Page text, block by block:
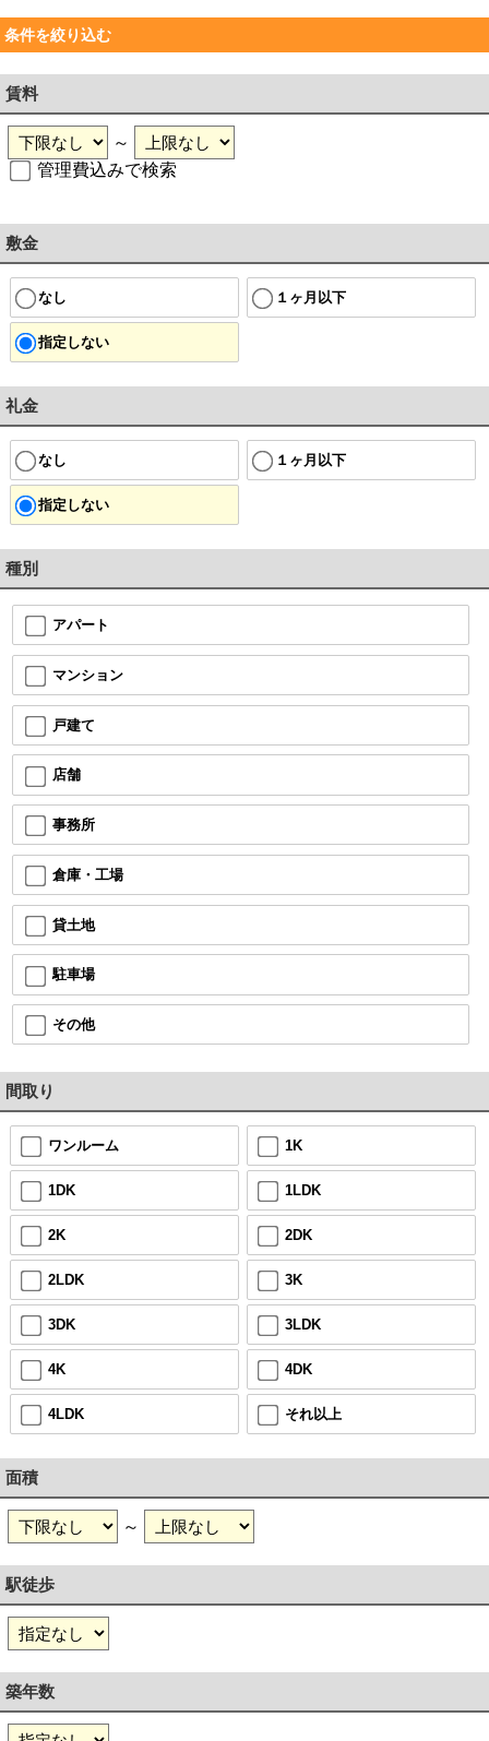
条件を絞り込む
賃料
～
管理費込みで検索
敷金
なし １ヶ月以下
指定しない
礼金
なし １ヶ月以下
指定しない
種別
アパート
マンション
戸建て
店舗
事務所
倉庫・工場
貸土地
駐車場
その他
間取り
ワンルーム 1K
1DK 1LDK
2K 2DK
2LDK 3K
3DK 3LDK
4K 4DK
4LDK それ以上
面積
～
駅徒歩
築年数